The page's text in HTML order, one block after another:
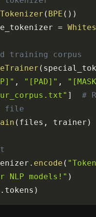
Tokenizer ( BPE ( ) )
=
training corpus
(
, "[PAD]" ,
]
#
file
( files , trainer )
. encode (
models!" )
. tokens )